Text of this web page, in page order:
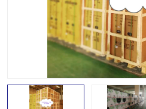
上海托管仓库